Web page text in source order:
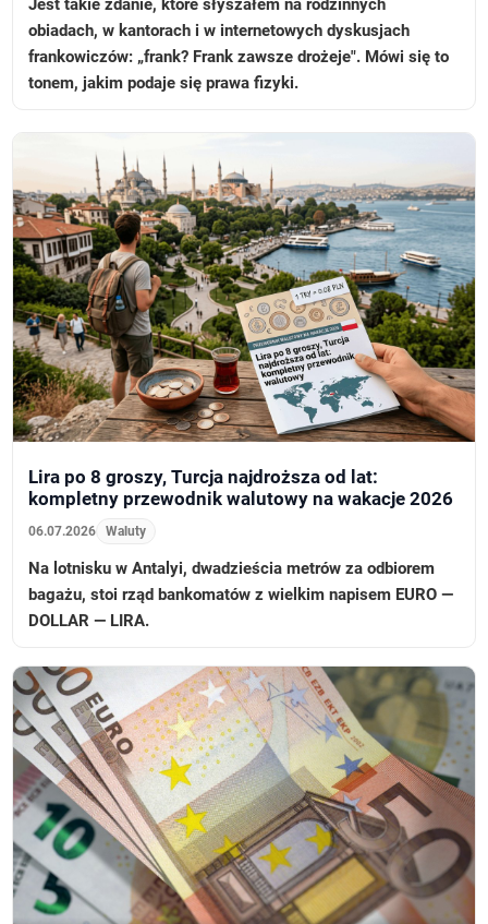
Jest takie zdanie, które słyszałem na rodzinnych
obiadach, w kantorach i w internetowych dyskusjach
frankowiczów: „frank? Frank zawsze drożeje". Mówi się to
tonem, jakim podaje się prawa fizyki.
Lira po 8 groszy, Turcja najdroższa od lat:
kompletny przewodnik walutowy na wakacje 2026
06.07.2026 Waluty
Na lotnisku w Antalyi, dwadzieścia metrów za odbiorem
bagażu, stoi rząd bankomatów z wielkim napisem EURO —
DOLLAR — LIRA.